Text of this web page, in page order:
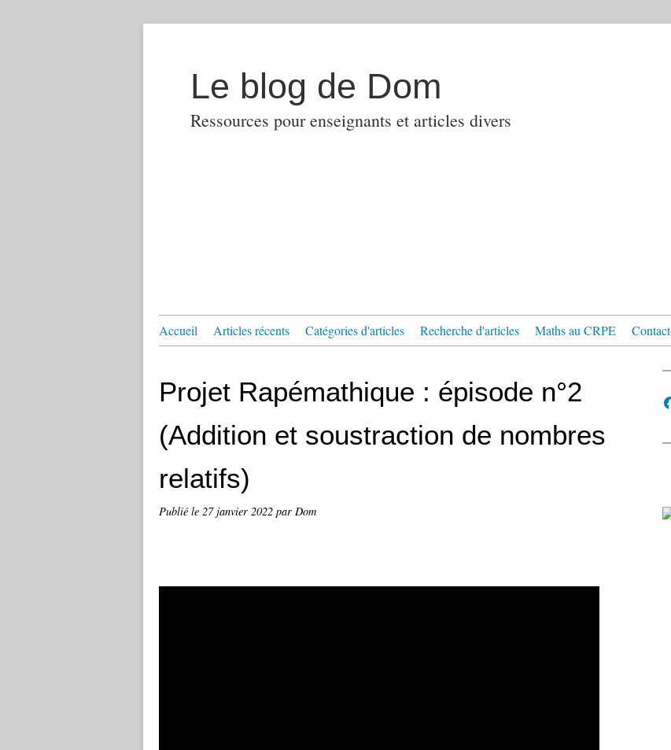
Le blog de Dom
Ressources pour enseignants et articles divers
Accueil Articles récents Catégories d'articles Recherche d'articles Maths au CRPE Contact
Projet Rapémathique : épisode n°2
(Addition et soustraction de nombres
relatifs)
Publié le 27 janvier 2022 par Dom